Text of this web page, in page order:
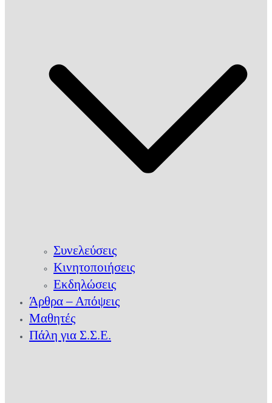
Συνελεύσεις
Κινητοποιήσεις
Εκδηλώσεις
Άρθρα – Απόψεις
Μαθητές
Πάλη για Σ.Σ.Ε.